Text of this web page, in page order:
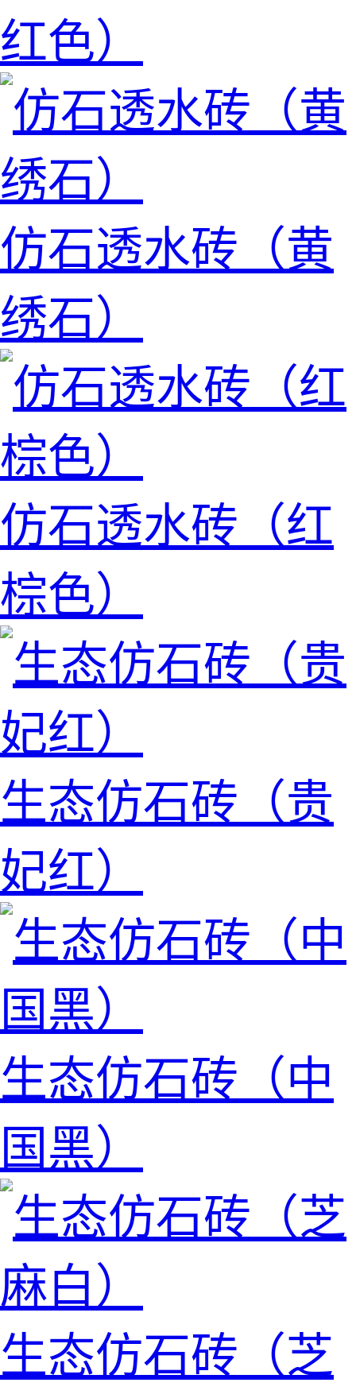
红色）
仿石透水砖（黄
绣石）
仿石透水砖（红
棕色）
生态仿石砖（贵
妃红）
生态仿石砖（中
国黑）
生态仿石砖（芝